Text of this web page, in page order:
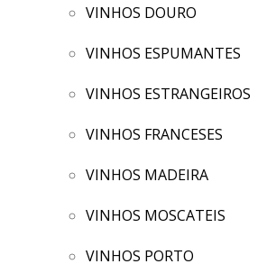
VINHOS DOURO
VINHOS ESPUMANTES
VINHOS ESTRANGEIROS
VINHOS FRANCESES
VINHOS MADEIRA
VINHOS MOSCATEIS
VINHOS PORTO